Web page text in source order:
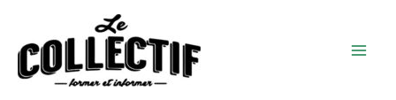
contenu